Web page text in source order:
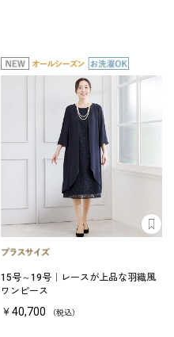
15号～19号｜レースが上品な羽織風
ワンピース
￥40,700 （税込）